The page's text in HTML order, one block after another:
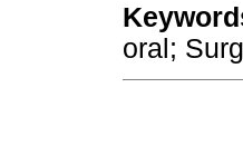
oral;